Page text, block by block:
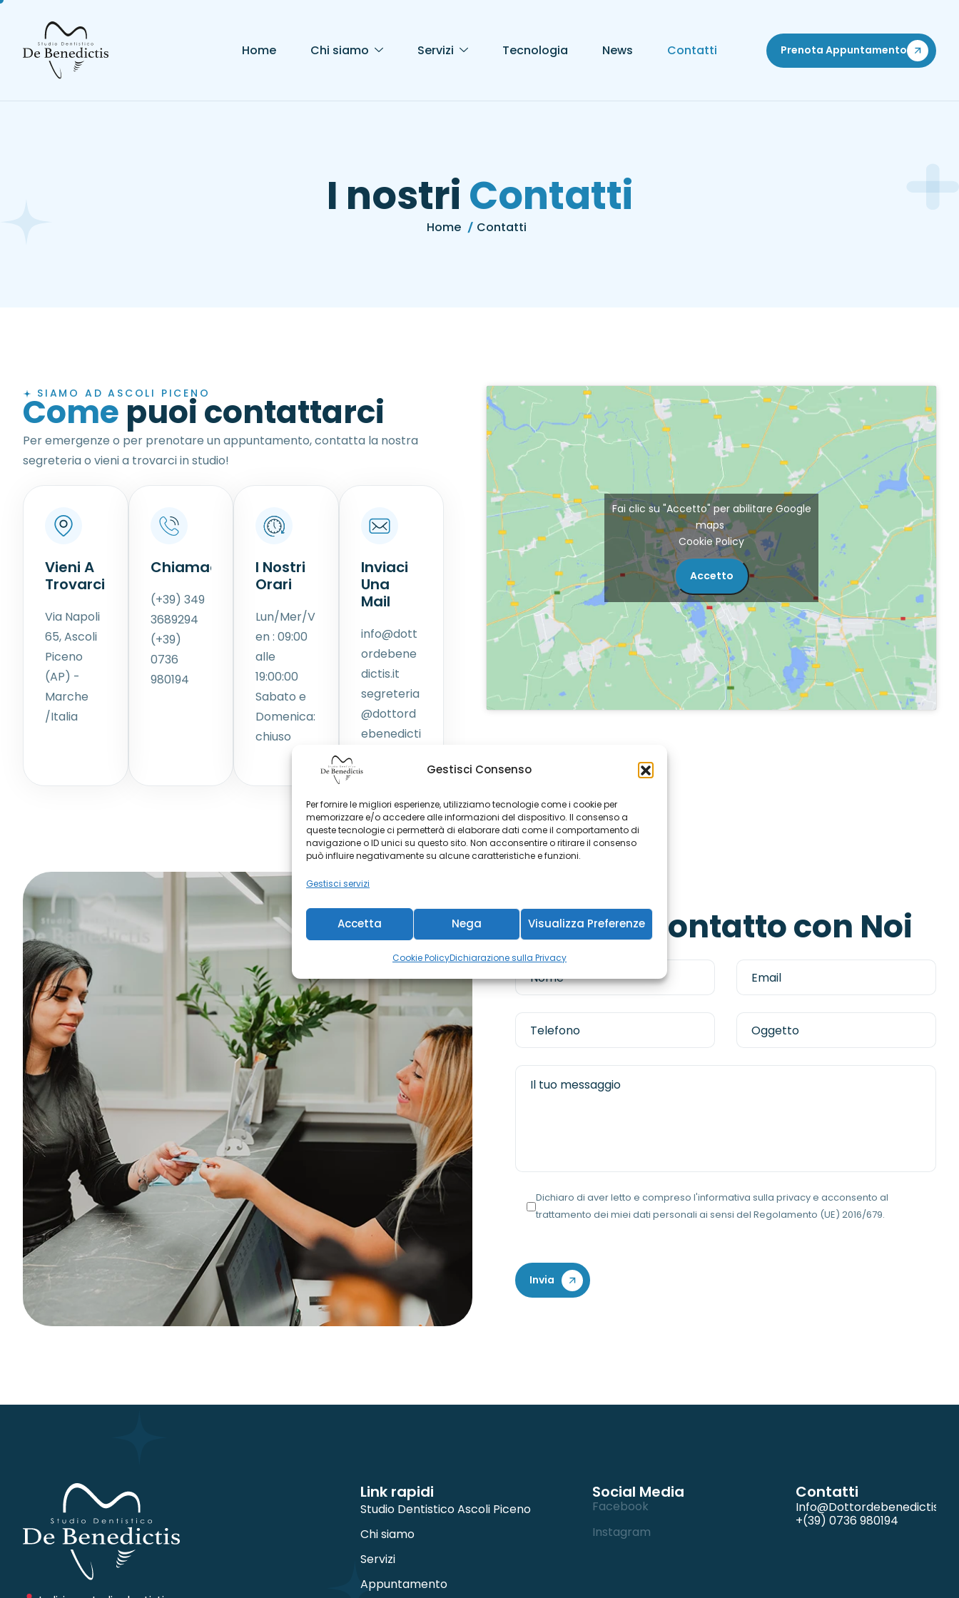
Gestisci Consenso
Per fornire le migliori esperienze, utilizziamo tecnologie come i cookie per
memorizzare e/o accedere alle informazioni del dispositivo. Il consenso a
queste tecnologie ci permetterà di elaborare dati come il comportamento di
navigazione o ID unici su questo sito. Non acconsentire o ritirare il consenso
può influire negativamente su alcune caratteristiche e funzioni.
Gestisci servizi
Accetta Nega Visualizza Preferenze
Cookie PolicyDichiarazione sulla Privacy
Home Chi siamo Servizi Tecnologia News Contatti Prenota Appuntamento
I nostriContatti
Home Contatti
SIAMO AD ASCOLI PICENO
Come puoi contattarci
Per emergenze o per prenotare un appuntamento, contatta la nostra
segreteria o vieni a trovarci in studio!
Vieni A
Trovarci!
Via Napoli
65, Ascoli
Piceno
(AP) -
Marche
/Italia
Chiamaci!
(+39) 349
3689294
(+39)
0736
980194
I Nostri
Orari
Lun/Mer/V
en : 09:00
alle
19:00:00
Sabato e
Domenica:
chiuso
Inviaci
Una
Mail
info@dott
ordebene
dictis.it
segreteria
@dottord
ebenedicti
Fai clic su "Accetto" per abilitare Google
maps
Cookie Policy
Accetto
SCRIVICI
Restain contatto con Noi
Dichiaro di aver letto e compreso l'informativa sulla privacye acconsento al
trattamento dei miei dati personali ai sensi del Regolamento (UE) 2016/679.
Link rapidi
Studio Dentistico Ascoli Piceno
Chi siamo
Servizi
Appuntamento
Social Media
Facebook
Instagram
Contatti
Info@dottordebenedictis.it
+(39) 0736 980194